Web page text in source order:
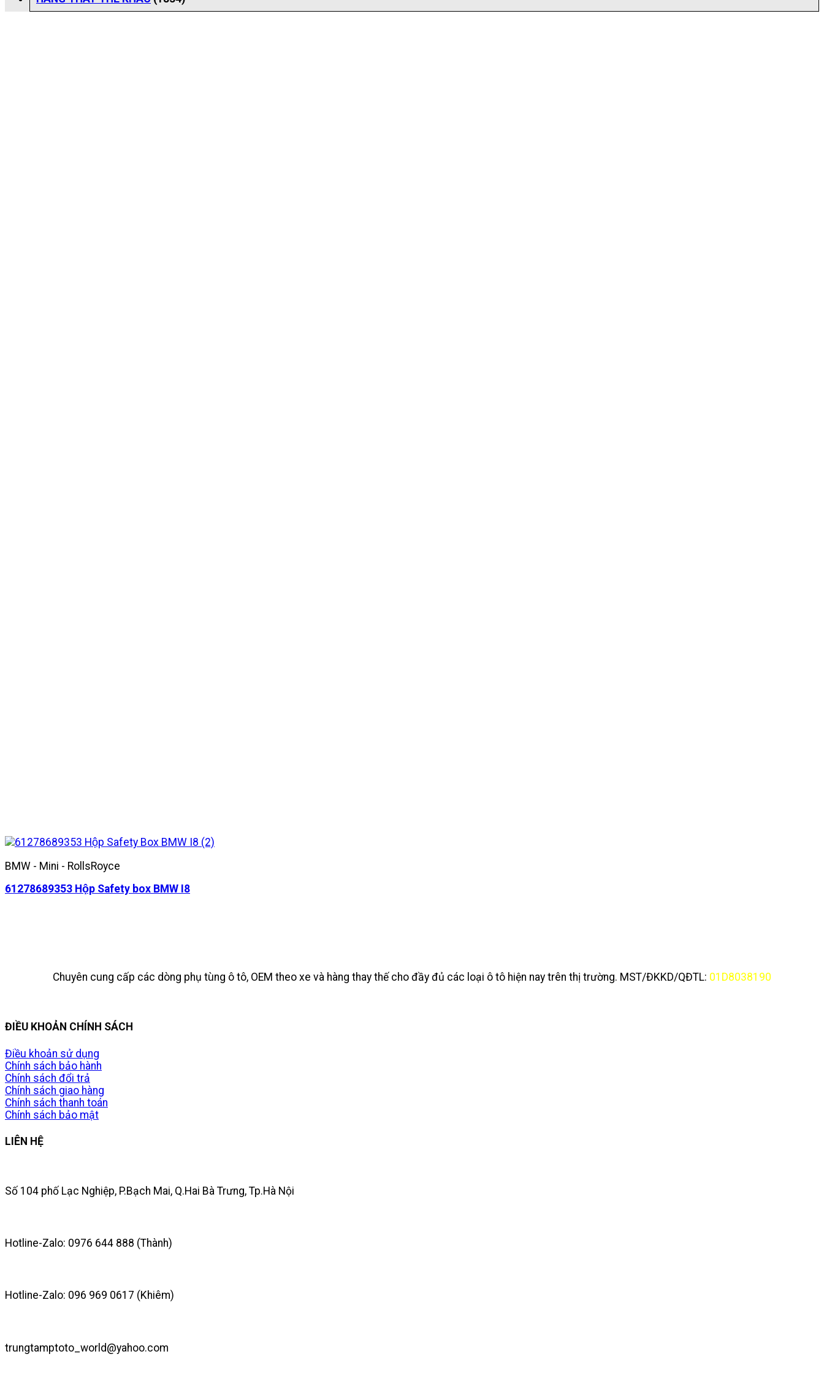
BMW - Mini - RollsRoyce
61278689353 Hộp Safety box BMW I8
Chuyên cung cấp các dòng phụ tùng ô tô, OEM theo xe và hàng thay thế cho đầy đủ các loại ô tô hiện nay trên thị trường. MST/ĐKKD/QĐTL: 01D8038190
ĐIỀU KHOẢN CHÍNH SÁCH
Điều khoản sử dụng
Chính sách bảo hành
Chính sách đổi trả
Chính sách giao hàng
Chính sách thanh toán
Chính sách bảo mật
LIÊN HỆ
Số 104 phố Lạc Nghiệp, P.Bạch Mai, Q.Hai Bà Trưng, Tp.Hà Nội
Hotline-Zalo: 0976 644 888 (Thành)
Hotline-Zalo: 096 969 0617 (Khiêm)
trungtamptoto_world@yahoo.com